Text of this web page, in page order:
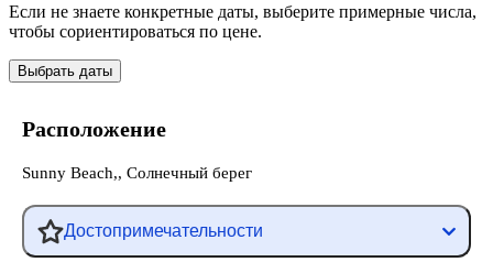
Если не знаете конкретные даты, выберите примерные числа,
чтобы сориентироваться по цене.
Выбрать даты
Расположение
Sunny Beach,, Солнечный берег
Достопримечательности